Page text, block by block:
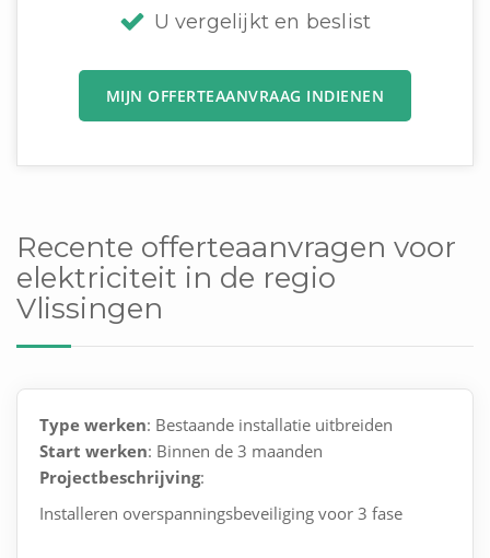
U vergelijkt en beslist
MIJN OFFERTEAANVRAAG INDIENEN
Recente offerteaanvragen voor
elektriciteit in de regio
Vlissingen
Type werken: Bestaande installatie uitbreiden
Start werken: Binnen de 3 maanden
Projectbeschrijving:
Installeren overspanningsbeveiliging voor 3 fase